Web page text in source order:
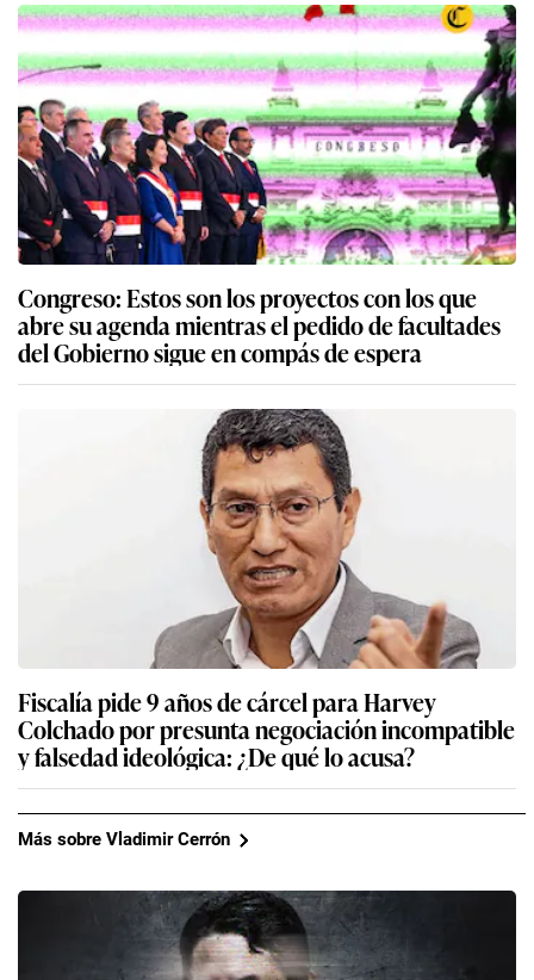
Congreso: Estos son los proyectos con los que
abre su agenda mientras el pedido de facultades
del Gobierno sigue en compás de espera
Fiscalía pide 9 años de cárcel para Harvey
Colchado por presunta negociación incompatible
y falsedad ideológica: ¿De qué lo acusa?
Más sobre Vladimir Cerrón